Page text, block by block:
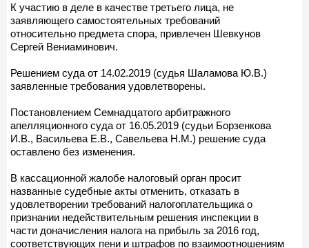
К участию в деле в качестве третьего лица, не
заявляющего самостоятельных требований
относительно предмета спора, привлечен Шевкунов
Сергей Вениаминович.
Решением суда от 14.02.2019 (судья Шаламова Ю.В.)
заявленные требования удовлетворены.
Постановлением Семнадцатого арбитражного
апелляционного суда от 16.05.2019 (судьи Борзенкова
И.В., Васильева Е.В., Савельева Н.М.) решение суда
оставлено без изменения.
В кассационной жалобе налоговый орган просит
названные судебные акты отменить, отказать в
удовлетворении требований налогоплательщика о
признании недействительным решения инспекции в
части доначисления налога на прибыль за 2016 год,
соответствующих пени и штрафов по взаимоотношениям